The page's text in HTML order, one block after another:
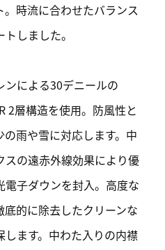
時流に合わせたバランス
しました。
による30デニールの
2層構造を使用。防風性と
雨や雪に対応します。中
の遠赤外線効果により優
子ダウンを封入。高度な
的に除去したクリーンな
ます。中わた入りの内襟